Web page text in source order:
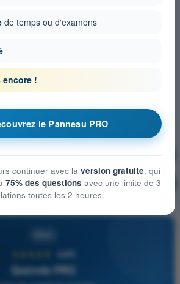
vol des UAS S'entraîner !
Explication de la question
4,6/5
Quizvds PRO
de temps ou d'examens
!
le Panneau PRO
continuer avec la version gratuite, qui
75% des questions avec une limite de 3
toutes les 2 heures.